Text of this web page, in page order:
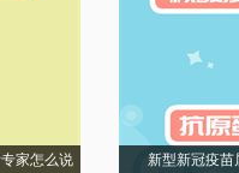
家怎么说 新型新冠疫苗